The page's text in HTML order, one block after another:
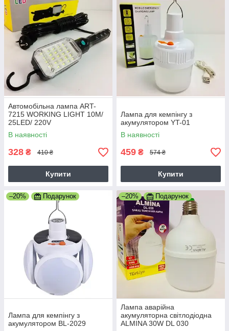
Автомобільна лампа ART-
7215 WORKING LIGHT 10M/
25LED/ 220V
В наявності
328 ₴ 410 ₴
Купити
Лампа для кемпінгу з
акумулятором YT-01
В наявності
459 ₴ 574 ₴
Купити
–20% Подарунок
Лампа для кемпінгу з
акумулятором BL-2029
–20% Подарунок
Лампа аварійна
акумуляторна світлодіодна
ALMINA 30W DL 030